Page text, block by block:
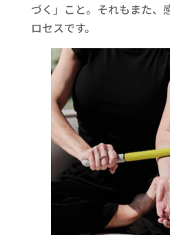
づく」こと。それもまた、
ロセスです。